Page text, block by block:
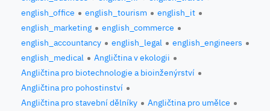
english_office
english_tourism
english_it
english_marketing
english_commerce
english_accountancy
english_legal
english_engineers
english_medical
Angličtina v ekologii
Angličtina pro biotechnologie a bioinženýrství
Angličtina pro pohostinství
Angličtina pro stavební dělníky
Angličtina pro umělce